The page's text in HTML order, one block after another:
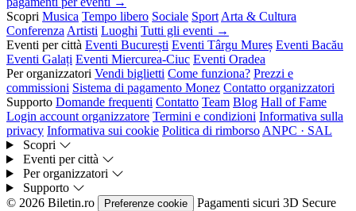
Scopri Musica Tempo libero Sociale Sport Arta & Cultura
Conferenza Artisti Luoghi Tutti gli eventi →
Eventi per città Eventi București Eventi Târgu Mureș Eventi Bacău
Eventi Galați Eventi Miercurea-Ciuc Eventi Oradea
Per organizzatori Vendi biglietti Come funziona? Prezzi e
commissioni Sistema di pagamento Monez Contatto organizzatori
Supporto Domande frequenti Contatto Team Blog Hall of Fame
Login account organizzatore Termini e condizioni Informativa sulla
privacy Informativa sui cookie Politica di rimborso ANPC · SAL
Scopri
Eventi per città
Per organizzatori
Supporto
© 2026 Biletin.ro
Preferenze cookie Pagamenti sicuri 3D Secure